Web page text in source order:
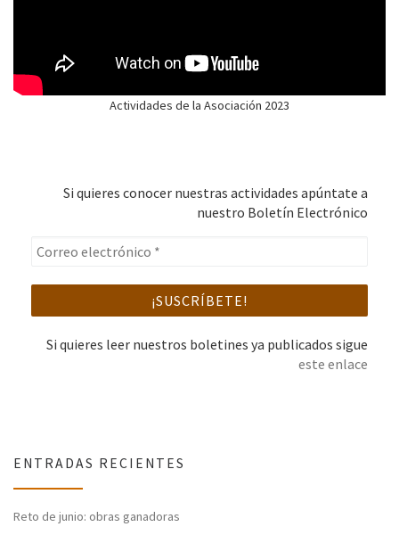
Actividades de la Asociación 2023
Si quieres conocer nuestras actividades apúntate a
nuestro Boletín Electrónico
Si quieres leer nuestros boletines ya publicados sigue
este enlace
ENTRADAS RECIENTES
Reto de junio: obras ganadoras